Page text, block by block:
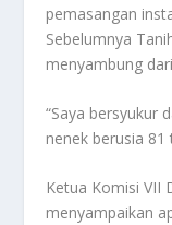
pemasangan
Sebelumnya
menyambung
“Saya bersyukur
nenek berusia 81
Ketua Komisi VII
menyampaikan